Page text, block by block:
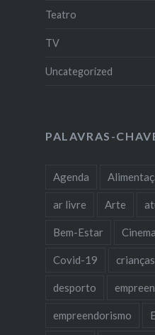
Teatro
TV
Uncategorized
PALAVRAS-
Agenda
ar livre Arte
Bem-Estar Cinema
Covid-19 crianças
desporto
empreendorismo